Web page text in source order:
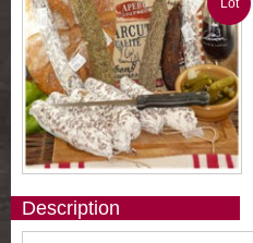
Lot
Description